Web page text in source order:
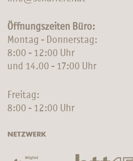
Öffnungszeiten Büro:
Montag - Donnerstag:
8:00 - 12:00 Uhr
und 14.00 - 17:00 Uhr
Freitag:
8:00 - 12:00 Uhr
NETZWERK